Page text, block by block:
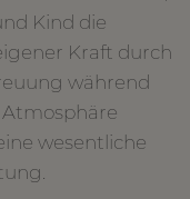
Kind die
Kraft durch
während
wesentliche